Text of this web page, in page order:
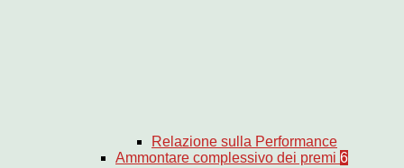
Relazione sulla Performance
Ammontare complessivo dei premi 6